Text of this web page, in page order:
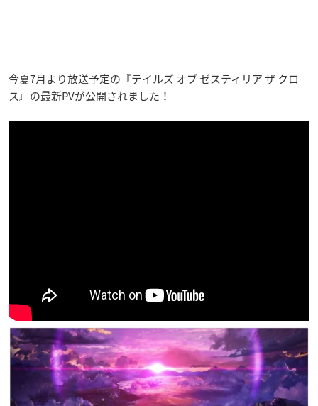
今夏7月より放送予定の『テイルズ オブ ゼスティリア ザ クロ
ス』の最新PVが公開されました！